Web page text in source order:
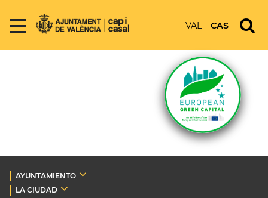
VAL CAS
AYUNTAMIENTO
LA CIUDAD